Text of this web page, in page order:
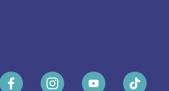
Bekijk Bekijk Bekijk Bekijk